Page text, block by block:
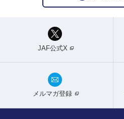
JAF公式X
メルマガ登録